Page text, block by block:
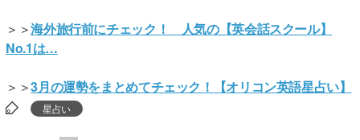
＞＞海外旅行前にチェック！ 人気の【英会話スクール】
No.1は…
＞＞3月の運勢をまとめてチェック！【オリコン英語星占い】
星占い